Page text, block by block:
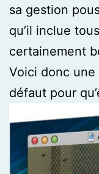
sa gestion
qu’il inclue
certainement
Voici donc
défaut pour